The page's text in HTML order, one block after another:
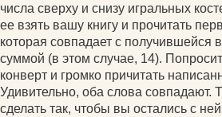
числа сверху и снизу игральных
ее взять вашу книгу и прочитать
которая совпадает с получившейся
суммой (в этом случае, 14).
конверт и громко причитать
Удивительно, оба слова совпадают.
сделать так, чтобы вы остались с